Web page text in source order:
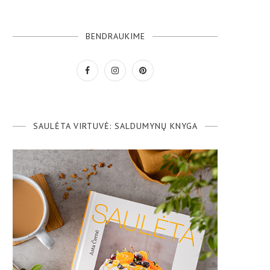
BENDRAUKIME
SAULĖTA VIRTUVĖ: SALDUMYNŲ KNYGA